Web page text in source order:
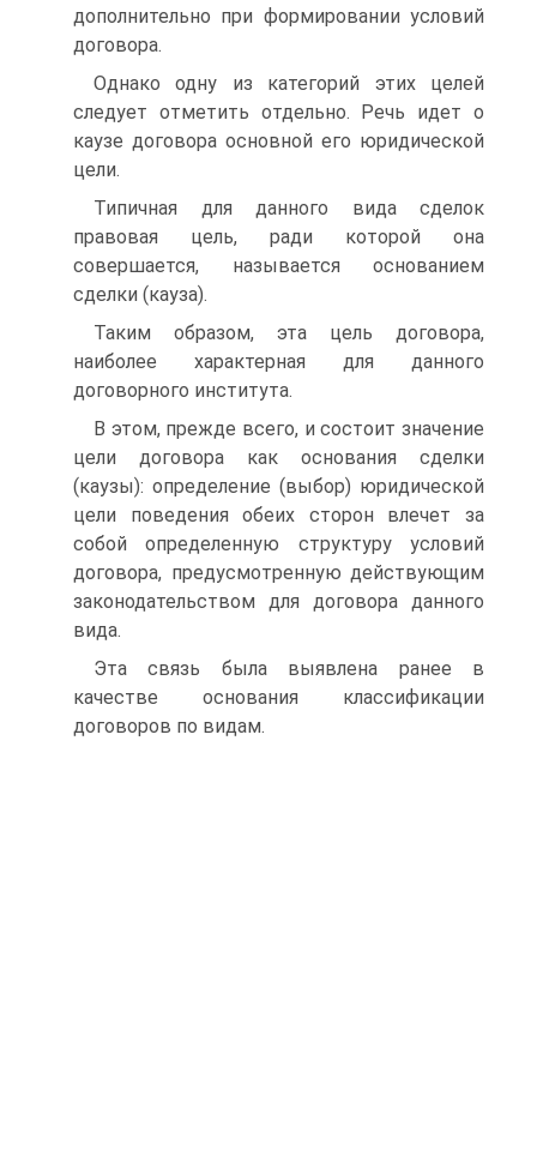
дополнительно при формировании условий
договора.
Однако одну из категорий этих целей
следует отметить отдельно. Речь идет о
каузе договора основной его юридической
цели.
Типичная для данного вида сделок
правовая цель, ради которой она
совершается, называется основанием
сделки (кауза).
Таким образом, эта цель договора,
наиболее характерная для данного
договорного института.
В этом, прежде всего, и состоит значение
цели договора как основания сделки
(каузы): определение (выбор) юридической
цели поведения обеих сторон влечет за
собой определенную структуру условий
договора, предусмотренную действующим
законодательством для договора данного
вида.
Эта связь была выявлена ранее в
качестве основания классификации
договоров по видам.